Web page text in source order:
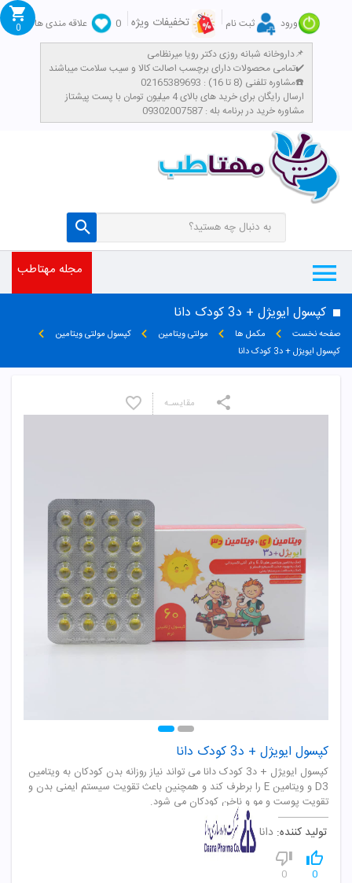
ورود ثبت نام تخفیفات ویژه 0
علاقه مندی ها
داروخانه شبانه روزی دکتر رویا میرنظامی📌
تمامی محصولات دارای برچسب اصالت کالا و سیب سلامت میباشند✔️
مشاوره تلفنی (8 تا 16) : 02165389693☎️
​ارسال رایگان برای خرید های بالای 4 میلیون تومان با پست پیشتاز
مشاوره خرید در برنامه بله : 09302007587
0
مجله مهتاطب
کپسول ایویژل + د3 کودک دانا
صفحه نخست مکمل ها مولتی ویتامین
کپسول مولتی ویتامین
کپسول ایویژل + د3 کودک دانا
کپسول ایویژل + د3 کودک دانا
کپسول ایویژل + د3 کودک دانا می تواند نیاز روزانه بدن کودکان به ویتامین
D3 و ویتامین E را برطرف کند و همچنین باعث تقویت سیستم ایمنی بدن و
تقویت پوست و مو و ناخن کودکان می شود.
تولید کننده: دانا
0
0
مقایسـه